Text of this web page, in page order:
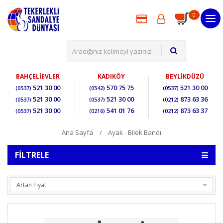
0
BAHÇELİEVLER
(0537) 521 30 00
(0537) 521 30 00
(0537) 521 30 00
KADIKÖY
(0542) 570 75 75
(0537) 521 30 00
(0216) 541 01 76
BEYLİKDÜZÜ
(0537) 521 30 00
(0212) 873 63 36
(0212) 873 63 37
Ana Sayfa Ayak - Bilek Bandı
FILTRELE